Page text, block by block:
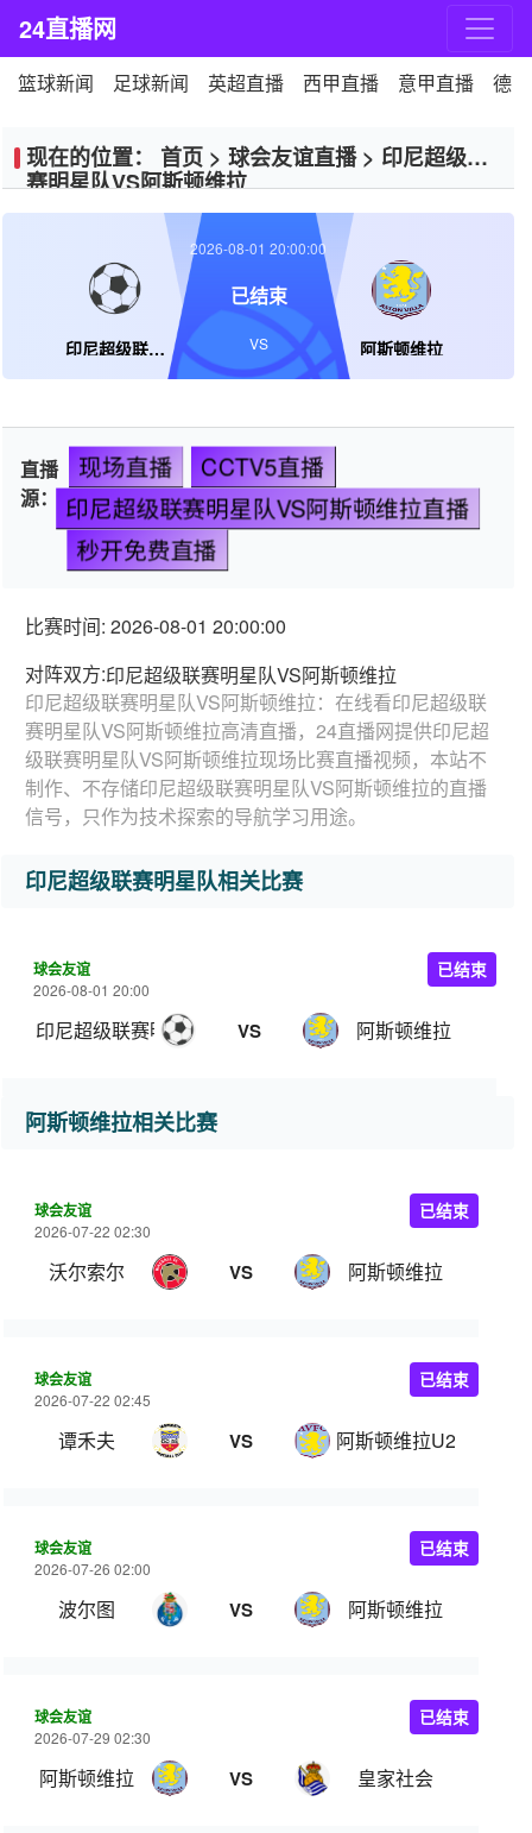
24直播网
篮球新闻 足球新闻 英超直播 西甲直播 意甲直播 德
现在的位置： 首页 > 球会友谊直播> 印尼超级联
赛明星队VS阿斯顿维拉
印尼超级联赛明星队 阿斯顿维拉
2026-08-01 20:00:00
已结束
VS
直播
源：
现场直播
CCTV5直播
印尼超级联赛明星队VS阿斯顿维拉直播
秒开免费直播
比赛时间: 2026-08-01 20:00:00
对阵双方:印尼超级联赛明星队VS阿斯顿维拉
印尼超级联赛明星队VS阿斯顿维拉：在线看印尼超级联
赛明星队VS阿斯顿维拉高清直播，24直播网提供印尼超
级联赛明星队VS阿斯顿维拉现场比赛直播视频，本站不
制作、不存储印尼超级联赛明星队VS阿斯顿维拉的直播
信号，只作为技术探索的导航学习用途。
印尼超级联赛明星队相关比赛
球会友谊
2026-08-01 20:00
印尼超级联赛明星队 VS 阿斯顿维拉
已结束
阿斯顿维拉相关比赛
球会友谊
2026-07-22 02:30
沃尔索尔 VS 阿斯顿维拉
已结束
球会友谊
2026-07-22 02:45
谭禾夫 VS 阿斯顿维拉U21
已结束
球会友谊
2026-07-26 02:00
波尔图 VS 阿斯顿维拉
已结束
球会友谊
2026-07-29 02:30
阿斯顿维拉 VS 皇家社会
已结束